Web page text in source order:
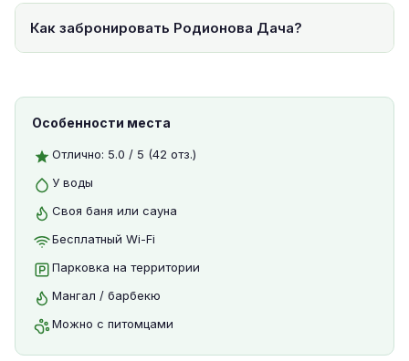
Как забронировать Родионова Дача?
Особенности места
Отлично: 5.0 / 5 (42 отз.)
У воды
Своя баня или сауна
Бесплатный Wi-Fi
Парковка на территории
Мангал / барбекю
Можно с питомцами